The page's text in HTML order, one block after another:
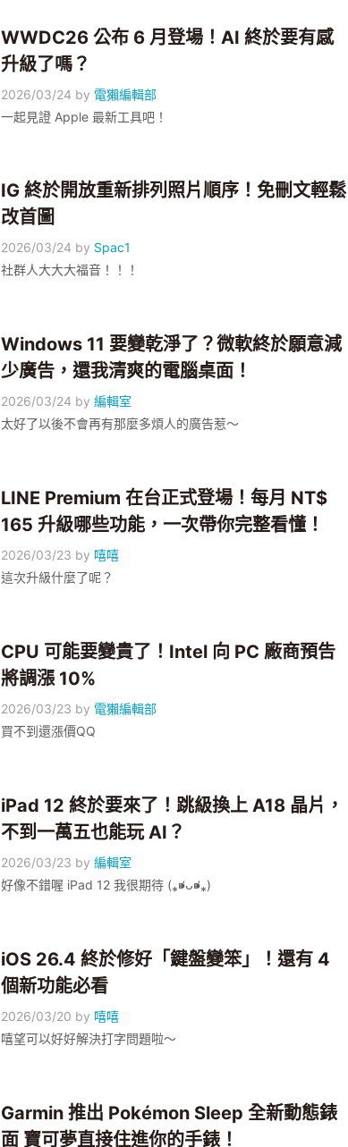
WWDC26 公布 6 月登場！AI 終於要有感
升級了嗎？
2026/03/24 by 電獺編輯部
一起見證 Apple 最新工具吧！
IG 終於開放重新排列照片順序！免刪文輕鬆
改首圖
2026/03/24 by Spac1
社群人大大大福音！！！
Windows 11 要變乾淨了？微軟終於願意減
少廣告，還我清爽的電腦桌面！
2026/03/24 by編輯室
太好了以後不會再有那麼多煩人的廣告惹～
LINE Premium 在台正式登場！每月 NT$
165 升級哪些功能，一次帶你完整看懂！
2026/03/23 by 嘻嘻
這次升級什麼了呢？
CPU 可能要變貴了！Intel 向 PC 廠商預告
將調漲 10%
2026/03/23 by 電獺編輯部
買不到還漲價QQ
iPad 12 終於要來了！跳級換上 A18 晶片，
不到一萬五也能玩 AI？
2026/03/23 by編輯室
好像不錯喔 iPad 12 我很期待 (⁎⁍̴̛ᴗ⁍̴̛⁎)
iOS 26.4 終於修好「鍵盤變笨」！還有 4
個新功能必看
2026/03/20 by 嘻嘻
嘻望可以好好解決打字問題啦～
Garmin 推出 Pokémon Sleep 全新動態錶
面 寶可夢直接住進你的手錶！